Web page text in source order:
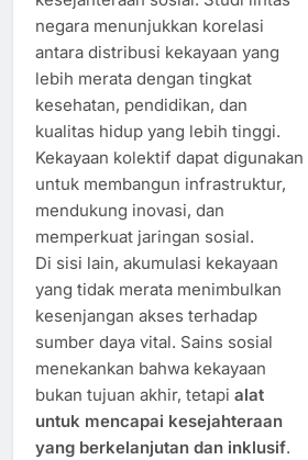
negara menunjukkan korelasi
antara distribusi kekayaan yang
lebih merata dengan tingkat
kesehatan, pendidikan, dan
kualitas hidup yang lebih tinggi.
Kekayaan kolektif dapat digunakan
untuk membangun infrastruktur,
mendukung inovasi, dan
memperkuat jaringan sosial.
Di sisi lain, akumulasi kekayaan
yang tidak merata menimbulkan
kesenjangan akses terhadap
sumber daya vital. Sains sosial
menekankan bahwa kekayaan
bukan tujuan akhir, tetapi alat
untuk mencapai kesejahteraan
yang berkelanjutan dan inklusif.